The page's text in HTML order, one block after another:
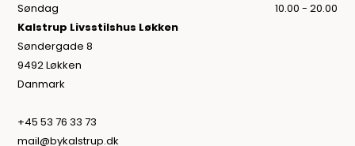
Søndag
10.00 - 20.00
Kalstrup Livsstilshus Løkken
Søndergade 8
9492 Løkken
Danmark
+45 53 76 33 73
mail@bykalstrup.dk